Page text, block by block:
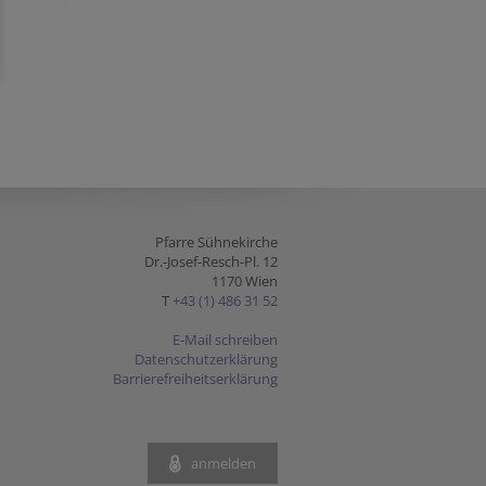
Pfarre Sühnekirche
Dr.-Josef-Resch-Pl. 12
1170 Wien
T +43 (1) 486 31 52
E-Mail schreiben
Datenschutzerklärung
Barrierefreiheitserklärung
anmelden